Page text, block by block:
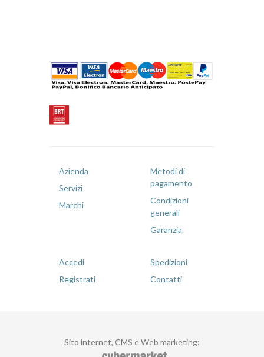
Azienda
Servizi
Marchi
Metodi di
pagamento
Condizioni
generali
Garanzia
Accedi
Registrati
Spedizioni
Contatti
Sito internet, CMS e Web marketing: